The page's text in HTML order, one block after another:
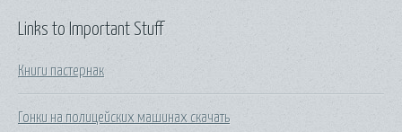
Links to Important Stuff
Книги пастернак
Гонки на полицейских машинах скачать